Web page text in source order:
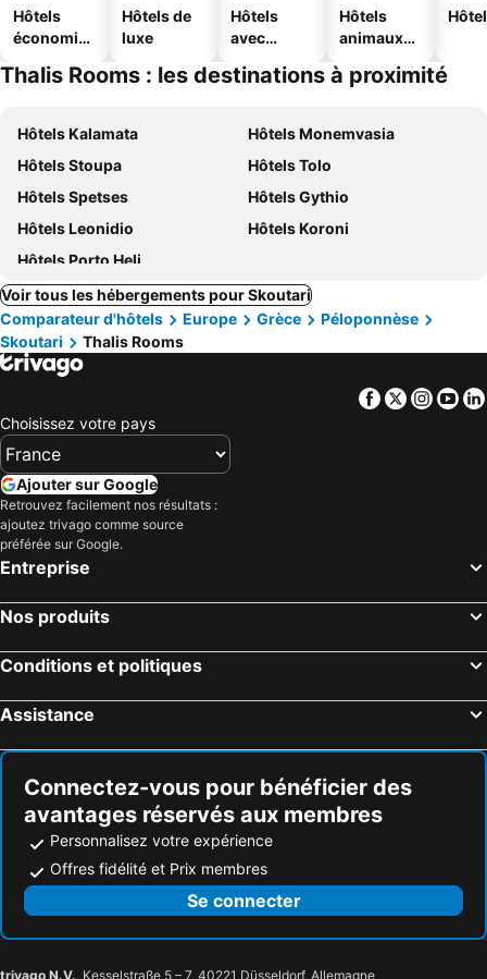
Hôtels
économiq
Hôtels de
luxe
Hôtels
avec
Hôtels
animaux
Thalis Rooms : les destinations à proximité
Hôtels Kalamata
Hôtels Monemvasia
Hôtels Stoupa
Hôtels Tolo
Hôtels Spetses
Hôtels Gythio
Hôtels Leonidio
Hôtels Koroni
Hôtels Porto Heli
Voir tous les hébergements pour Skoutari
Comparateur d'hôtels
Europe Grèce
Péloponnèse
Skoutari
Thalis Rooms
Facebook
Twitter
Choisissez votre pays
Ajouter sur Google
Retrouvez facilement nos résultats :
ajoutez trivago comme source
préférée sur Google.
Entreprise
Nos produits
Conditions et politiques
Assistance
Connectez-vous pour bénéficier des
avantages réservés aux membres
Personnalisez votre expérience
Offres fidélité et Prix membres
Se connecter
trivago N.V., Kesselstraße 5 – 7, 40221 Düsseldorf, Allemagne